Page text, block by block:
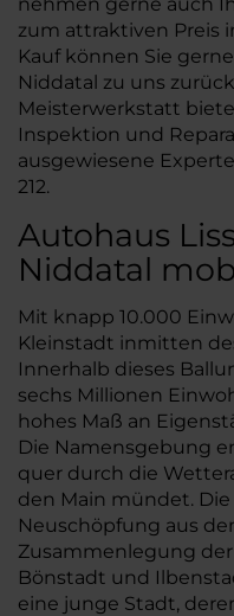
zum attraktiven Preis
Kauf können Sie
Niddatal zu uns
Meisterwerkstatt
Inspektion und
ausgewiesene
212.
Autohaus
Niddatal
Mit knapp 10.000
Kleinstadt inmitten
Innerhalb dieses
sechs Millionen
hohes Maß an
Die Namensgebung
quer durch die
den Main mündet.
Neuschöpfung aus
Zusammenlegung
Bönstadt und
eine junge Stadt,